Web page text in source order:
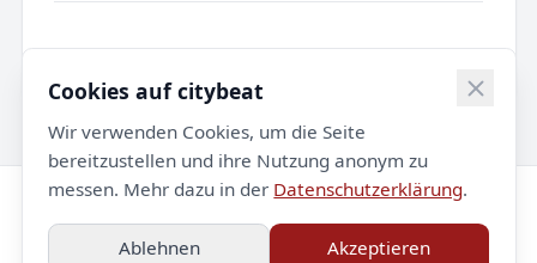
Noch keine Kommentare.
© 2026 citybeat. Alle Rechte vorbehalten.
Cookies auf citybeat
Wir verwenden Cookies, um die Seite
bereitzustellen und ihre Nutzung anonym zu
messen. Mehr dazu in der Datenschutzerklärung.
Ablehnen Akzeptieren